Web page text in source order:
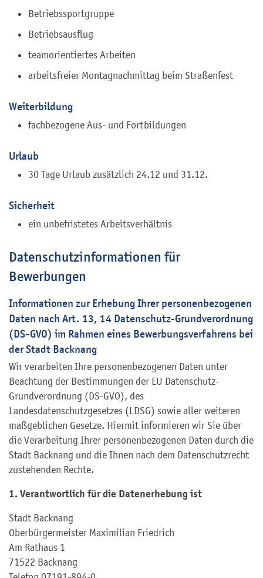
Betriebssportgruppe
Betriebsausflug
teamorientiertes Arbeiten
arbeitsfreier Montagnachmittag beim Straßenfest
Weiterbildung
fachbezogene Aus- und Fortbildungen
Urlaub
30 Tage Urlaub zusätzlich 24.12 und 31.12.
Sicherheit
ein unbefristetes Arbeitsverhältnis
Datenschutzinformationen für
Bewerbungen
Informationen zur Erhebung Ihrer personenbezogenen
Daten nach Art. 13, 14 Datenschutz-Grundverordnung
(DS-GVO) im Rahmen eines Bewerbungsverfahrens bei
der Stadt Backnang
Wir verarbeiten Ihre personenbezogenen Daten unter
Beachtung der Bestimmungen der EU Datenschutz-
Grundverordnung (DS-GVO), des
Landesdatenschutzgesetzes (LDSG) sowie aller weiteren
maßgeblichen Gesetze. Hiermit informieren wir Sie über
die Verarbeitung Ihrer personenbezogenen Daten durch die
Stadt Backnang und die Ihnen nach dem Datenschutzrecht
zustehenden Rechte.
1. Verantwortlich für die Datenerhebung ist
Stadt Backnang
Oberbürgermeister Maximilian Friedrich
Am Rathaus 1
71522 Backnang